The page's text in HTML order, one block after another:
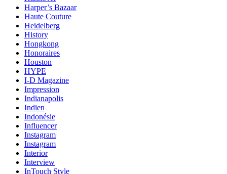
Harper’s Bazaar
Haute Couture
Heidelberg
History
Hongkong
Honoraires
Houston
HYPE
I-D Magazine
Impression
Indianapolis
Indien
Indonésie
Influencer
Instagram
Instagram
Interior
Interview
InTouch Style